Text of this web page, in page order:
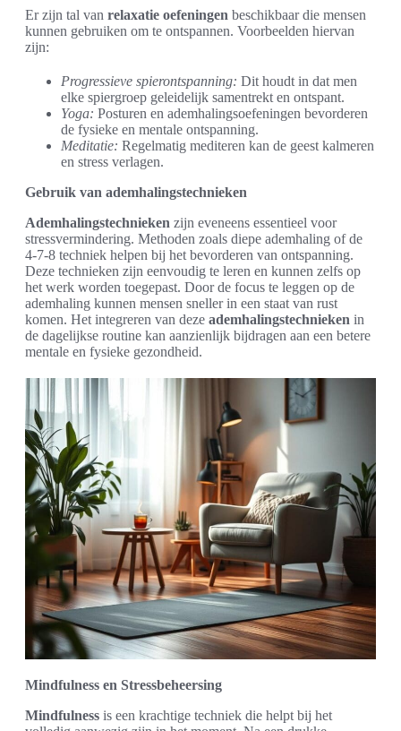
Er zijn tal van relaxatie oefeningen beschikbaar die mensen
kunnen gebruiken om te ontspannen. Voorbeelden hiervan
zijn:
Progressieve spierontspanning: Dit houdt in dat men
elke spiergroep geleidelijk samentrekt en ontspant.
Yoga: Posturen en ademhalingsoefeningen bevorderen
de fysieke en mentale ontspanning.
Meditatie: Regelmatig mediteren kan de geest kalmeren
en stress verlagen.
Gebruik van ademhalingstechnieken
Ademhalingstechnieken zijn eveneens essentieel voor
stressvermindering. Methoden zoals diepe ademhaling of de
4-7-8 techniek helpen bij het bevorderen van ontspanning.
Deze technieken zijn eenvoudig te leren en kunnen zelfs op
het werk worden toegepast. Door de focus te leggen op de
ademhaling kunnen mensen sneller in een staat van rust
komen. Het integreren van deze ademhalingstechnieken in
de dagelijkse routine kan aanzienlijk bijdragen aan een betere
mentale en fysieke gezondheid.
Mindfulness en Stressbeheersing
Mindfulness is een krachtige techniek die helpt bij het